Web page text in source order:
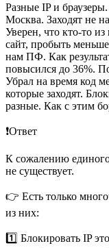
Разные IP и
Москва. Заходят не
Уверен, что кто-то
сайт, пробыть
нам ПФ. Как
повысился до 36%.
Убрал на время код
которые заходят.
разные. Как с этим
❗️Ответ
К сожалению
не существует.
👉 Есть только
из них:
1️⃣ Блокировать IP